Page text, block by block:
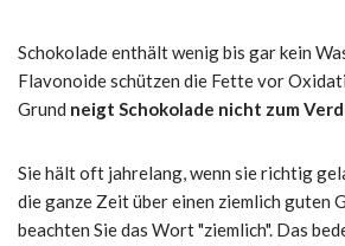
Schokolade enthält wenig bis gar kein
Flavonoide schützen die Fette vor
Grund neigt Schokolade nicht zum
Sie hält oft jahrelang, wenn sie richtig
die ganze Zeit über einen ziemlich guten
beachten Sie das Wort "ziemlich". Das